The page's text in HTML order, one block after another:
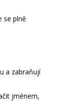
se plně
a zabraňují
jménem,